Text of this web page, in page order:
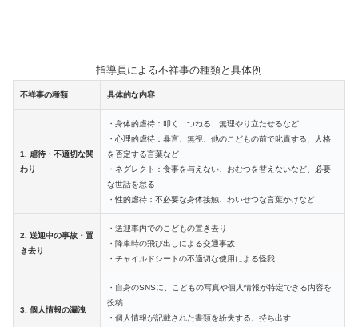
指導員による不祥事の種類と具体例
不祥事の種類 具体的な内容
1. 虐待・不適切な関
わり
・身体的虐待：叩く、つねる、無理やり立たせるなど
・心理的虐待：暴言、無視、他のこどもの前で叱責する、人格
を否定する言葉など
・ネグレクト：食事を与えない、おむつを替えないなど、必要
な世話を怠る
・性的虐待：不必要な身体接触、わいせつな言葉かけなど
2. 送迎中の事故・置
き去り
・送迎車内でのこどもの置き去り
・降車時の飛び出しによる交通事故
・チャイルドシートの不適切な使用による怪我
3. 個人情報の漏洩
・自身のSNSに、こどもの写真や個人情報が特定できる内容を
投稿
・個人情報が記載された書類を紛失する、持ち出す